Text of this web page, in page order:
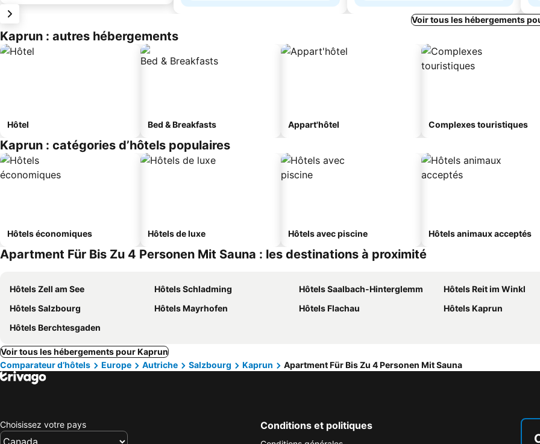
Voir tous les hébergements
Kaprun : autres hébergements
Hôtel Bed & Breakfasts Appart'hôtel Complexes touristiques
Kaprun : catégories d’hôtels populaires
Hôtels économiques Hôtels de luxe Hôtels avec piscine Hôtels animaux acceptés
Apartment Für Bis Zu 4 Personen Mit Sauna : les destinations à proximité
Hôtels Zell am See Hôtels Schladming Hôtels Saalbach-Hinterglemm
Hôtels Reit im Winkl
Hôtels Salzbourg
Hôtels Mayrhofen Hôtels Flachau
Hôtels Kaprun
Hôtels Berchtesgaden
Voir tous les hébergements pour Kaprun
Comparateur d’hôtels
Europe Autriche Salzbourg Kaprun Apartment Für Bis Zu 4 Personen Mit Sauna
Choisissez votre pays Conditions et politiques